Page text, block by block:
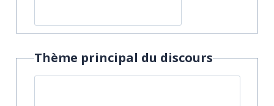
Thème principal du discours